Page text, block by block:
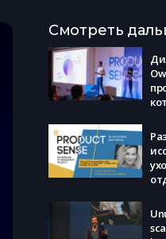
Смотреть